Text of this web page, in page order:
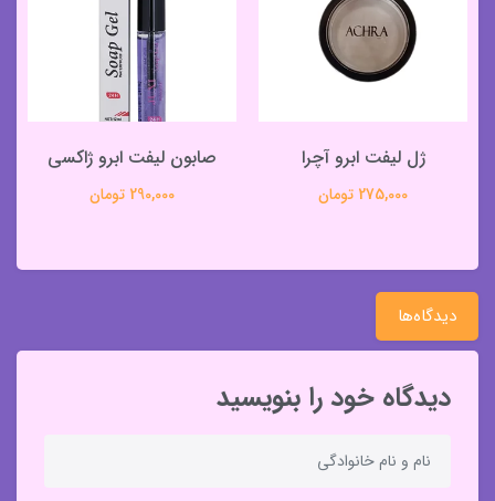
ژل لیفت ابرو آچرا
275,000 تومان
صابون لیفت ابرو ژاکسی
290,000 تومان
دیدگاه‌ها
دیدگاه خود را بنویسید